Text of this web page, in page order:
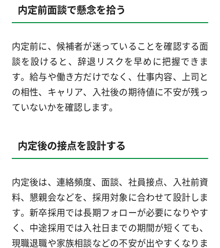
内定前面談で懸念を拾う
内定前に、候補者が迷っていることを確認する面
談を設けると、辞退リスクを早めに把握できま
す。給与や働き方だけでなく、仕事内容、上司と
の相性、キャリア、入社後の期待値に不安が残っ
ていないかを確認します。
内定後の接点を設計する
内定後は、連絡頻度、面談、社員接点、入社前資
料、懇親会などを、採用対象に合わせて設計しま
す。新卒採用では長期フォローが必要になりやす
く、中途採用では入社日までの期間が短くても、
現職退職や家族相談などの不安が出やすくなりま